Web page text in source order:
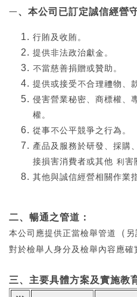
一、本公司已訂定誠信經營
行賄及收賄。
提供非法政治獻金。
不當慈善捐贈或贊助。
提供或接受不合理禮物、
侵害營業秘密、商標權、
權。
從事不公平競爭之行為。
產品及服務於研發、採購
接損害消費者或其他 利害
其他與誠信經營相關作業
二、暢通之管道：
本公司應提供正當檢舉管道 （
對於檢舉人身分及檢舉內容應確
三、主要具體方案及實施教